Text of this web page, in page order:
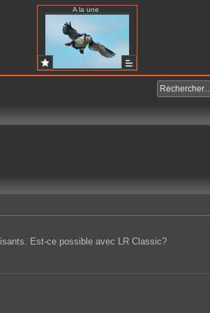
A la une
Est-ce possible avec LR Classic?